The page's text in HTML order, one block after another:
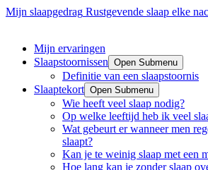
Mijn slaapgedrag Rustgevende slaap elke
Mijn ervaringen
Slaapstoornissen Open Submenu
Definitie van een slaapstoornis
Slaaptekort Open Submenu
Wie heeft veel slaap nodig?
Op welke leeftijd heb ik veel
Wat gebeurt er wanneer men
slaapt?
Kan je te weinig slaap met een
Hoe lang kan je zonder slaap